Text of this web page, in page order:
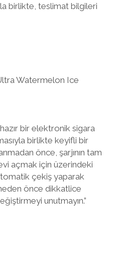
birlikte, teslimat bilgileri
Watermelon Ice
bir elektronik sigara
birlikte keyifli bir
önce, şarjının tam
açmak için üzerindeki
çekiş yaparak
önce dikkatlice
unutmayın.”